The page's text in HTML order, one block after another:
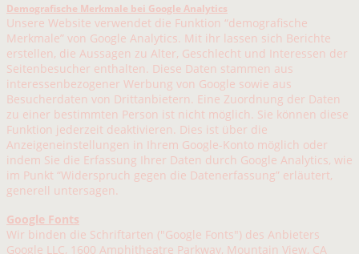
Demografische Merkmale bei Google Analytics
Unsere Website verwendet die Funktion “demografische
Merkmale” von Google Analytics. Mit ihr lassen sich Berichte
erstellen, die Aussagen zu Alter, Geschlecht und Interessen der
Seitenbesucher enthalten. Diese Daten stammen aus
interessenbezogener Werbung von Google sowie aus
Besucherdaten von Drittanbietern. Eine Zuordnung der Daten
zu einer bestimmten Person ist nicht möglich. Sie können diese
Funktion jederzeit deaktivieren. Dies ist über die
Anzeigeneinstellungen in Ihrem Google-Konto möglich oder
indem Sie die Erfassung Ihrer Daten durch Google Analytics, wie
im Punkt “Widerspruch gegen die Datenerfassung” erläutert,
generell untersagen.
Google Fonts
Wir binden die Schriftarten ("Google Fonts") des Anbieters
Google LLC, 1600 Amphitheatre Parkway, Mountain View, CA